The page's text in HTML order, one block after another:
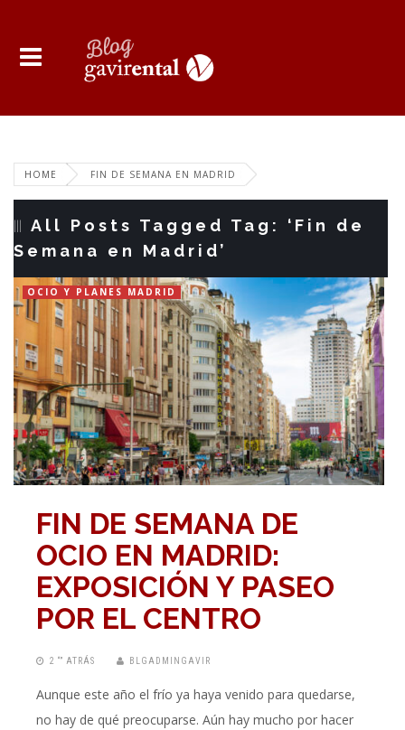
HOME FIN DE SEMANA EN MADRID
All Posts Tagged Tag: ‘Fin de
Semana en Madrid’
OCIO Y PLANES MADRID
FIN DE SEMANA DE
OCIO EN MADRID:
EXPOSICIÓN Y PASEO
POR EL CENTRO
2 “” ATRÁS BLGADMINGAVIR
Aunque este año el frío ya haya venido para quedarse,
no hay de qué preocuparse. Aún hay mucho por hacer